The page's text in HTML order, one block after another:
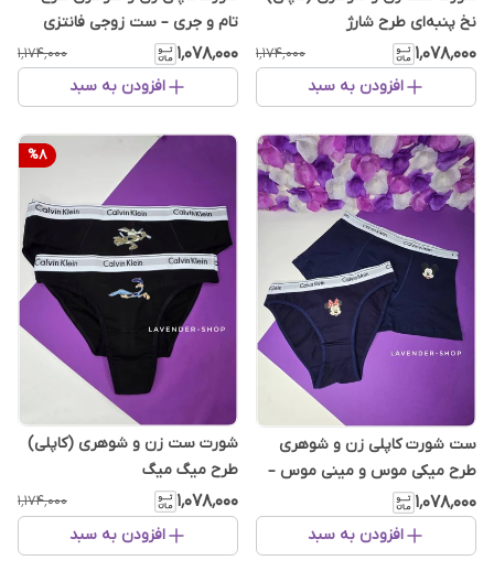
نخ پنبه‌ای طرح شارژ
۱٬۰۷۸٬۰۰۰ ۱٬۱۷۴٬۰۰۰
افزودن به سبد
تام و جری – ست زوجی فانتزی
۱٬۰۷۸٬۰۰۰ ۱٬۱۷۴٬۰۰۰
افزودن به سبد
ست شورت کاپلی زن و شوهری
طرح میکی موس و مینی موس –
تمام نخ پنبه‌ای لطیف
۱٬۰۷۸٬۰۰۰
افزودن به سبد
%8
شورت ست زن و شوهری (کاپلی)
طرح میگ میگ
۱٬۰۷۸٬۰۰۰ ۱٬۱۷۴٬۰۰۰
افزودن به سبد